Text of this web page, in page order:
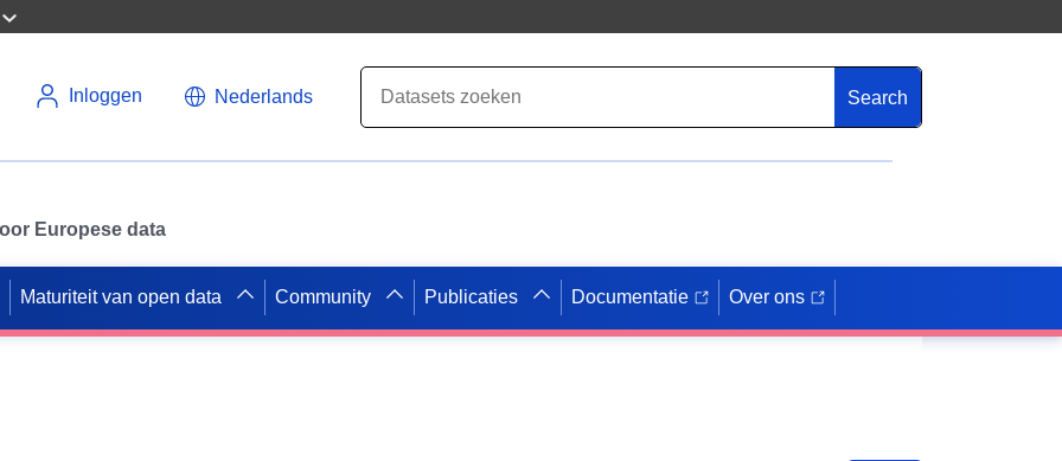
Inloggen Nederlands Search
Europese data
Maturiteit van open data Community Publicaties Documentatie Over ons